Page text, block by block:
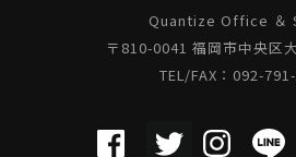
Quantize Office ＆
〒810-0041 福岡市中央区
TEL/FAX：092-